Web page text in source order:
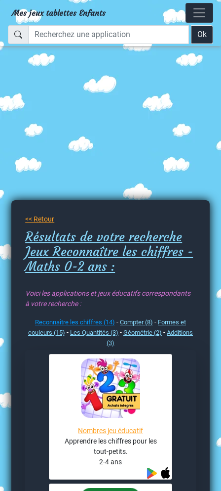
Mes jeux tablettes Enfants
Ok
<< Retour
Résultats de votre recherche
Jeux Reconnaître les chiffres -
Maths 0-2 ans :
Voici les applications et jeux éducatifs correspondants
à votre recherche :
Reconnaître les chiffres (14) - Compter (8) - Formes et
couleurs (15) - Les Quantités (3) - Géométrie (2) - Additions
(3)
Nombres jeu éducatif
Apprendre les chiffres pour les
tout-petits.
2-4 ans